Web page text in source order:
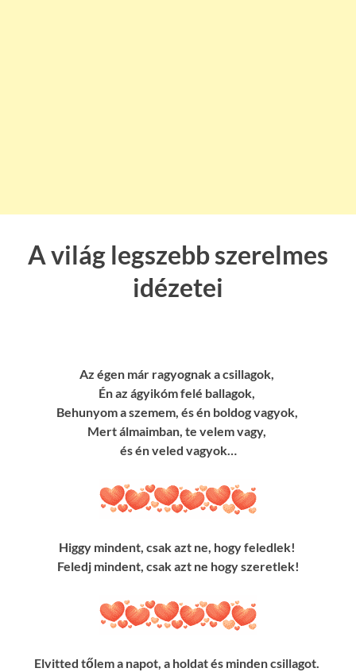
A világ legszebb szerelmes
idézetei
Az égen már ragyognak a csillagok,
Én az ágyikóm felé ballagok,
Behunyom a szemem, és én boldog vagyok,
Mert álmaimban, te velem vagy,
és én veled vagyok…
Higgy mindent, csak azt ne, hogy feledlek!
Feledj mindent, csak azt ne hogy szeretlek!
Elvitted tőlem a napot, a holdat és minden csillagot.